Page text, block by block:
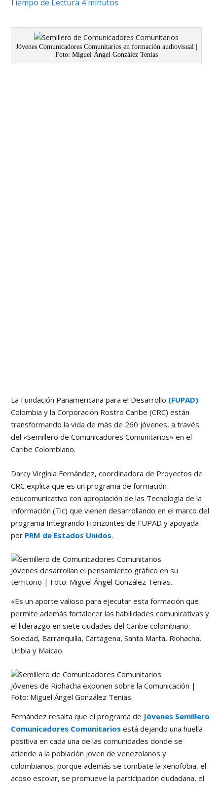
Jóvenes Comunicadores Comunitarios en formación audiovisual |
Foto: Miguel Ángel González Tenias
La Fundación Panamericana para el Desarrollo (FUPAD)
Colombia y la Corporación Rostro Caribe (CRC) están
transformando la vida de más de 260 jóvenes, a través
del «Semillero de Comunicadores Comunitarios» en el
Caribe Colombiano.
Darcy Virginia Fernández, coordinadora de Proyectos de
CRC explica que es un programa de formación
educomunicativo con apropiación de las Tecnología de la
Información (Tic) que vienen desarrollando en el marco del
programa Integrando Horizontes de FUPAD y apoyada
por PRM de Estados Unidos.
Jóvenes desarrollan el pensamiento gráfico en su
territorio | Foto: Miguel Ángel González Tenias.
«Es un aporte valioso para ejecutar esta formación que
permite además fortalecer las habilidades comunicativas y
el liderazgo en siete ciudades del Caribe colombiano:
Soledad, Barranquilla, Cartagena, Santa Marta, Riohacha,
Uribia y Maicao.
Jóvenes de Riohacha exponen sobre la Comunicación |
Foto: Miguel Ángel González Tenias.
Fernández resalta que el programa de Jóvenes Semillero
Comunicadores Comunitarios está dejando una huella
positiva en cada una de las comunidades donde se
atiende a la población joven de venezolanos y
colombianos, porque además se combate la xenofobia, el
acoso escolar, se promueve la participación ciudadana, el